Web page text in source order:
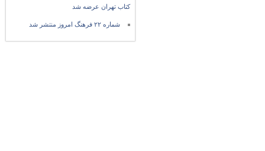
کتاب تهران عرضه شد
شماره ۲۲ فرهنگ امروز منتشر شد